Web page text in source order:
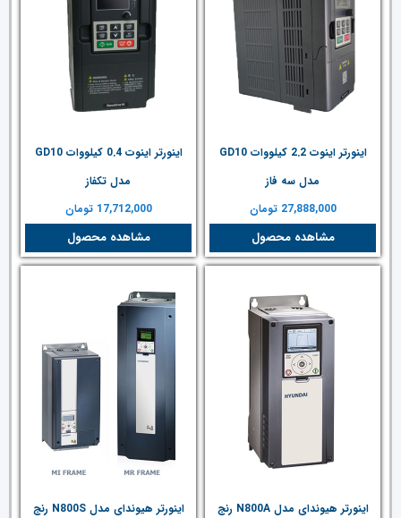
اینورتر اینوت 2.2 کیلووات GD10
مدل سه فاز
27,888,000 تومان
مشاهده محصول
اینورتر اینوت 0.4 کیلووات GD10
مدل تکفاز
17,712,000 تومان
مشاهده محصول
اینورتر هیوندای مدل N800A رنج
اینورتر هیوندای مدل N800S رنج